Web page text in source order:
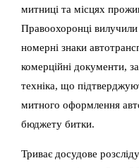
митниці та місцях
Правоохоронці
номерні знаки
комерційні документи,
техніка, що
митного оформлення
бюджету битки.
Триває досудове